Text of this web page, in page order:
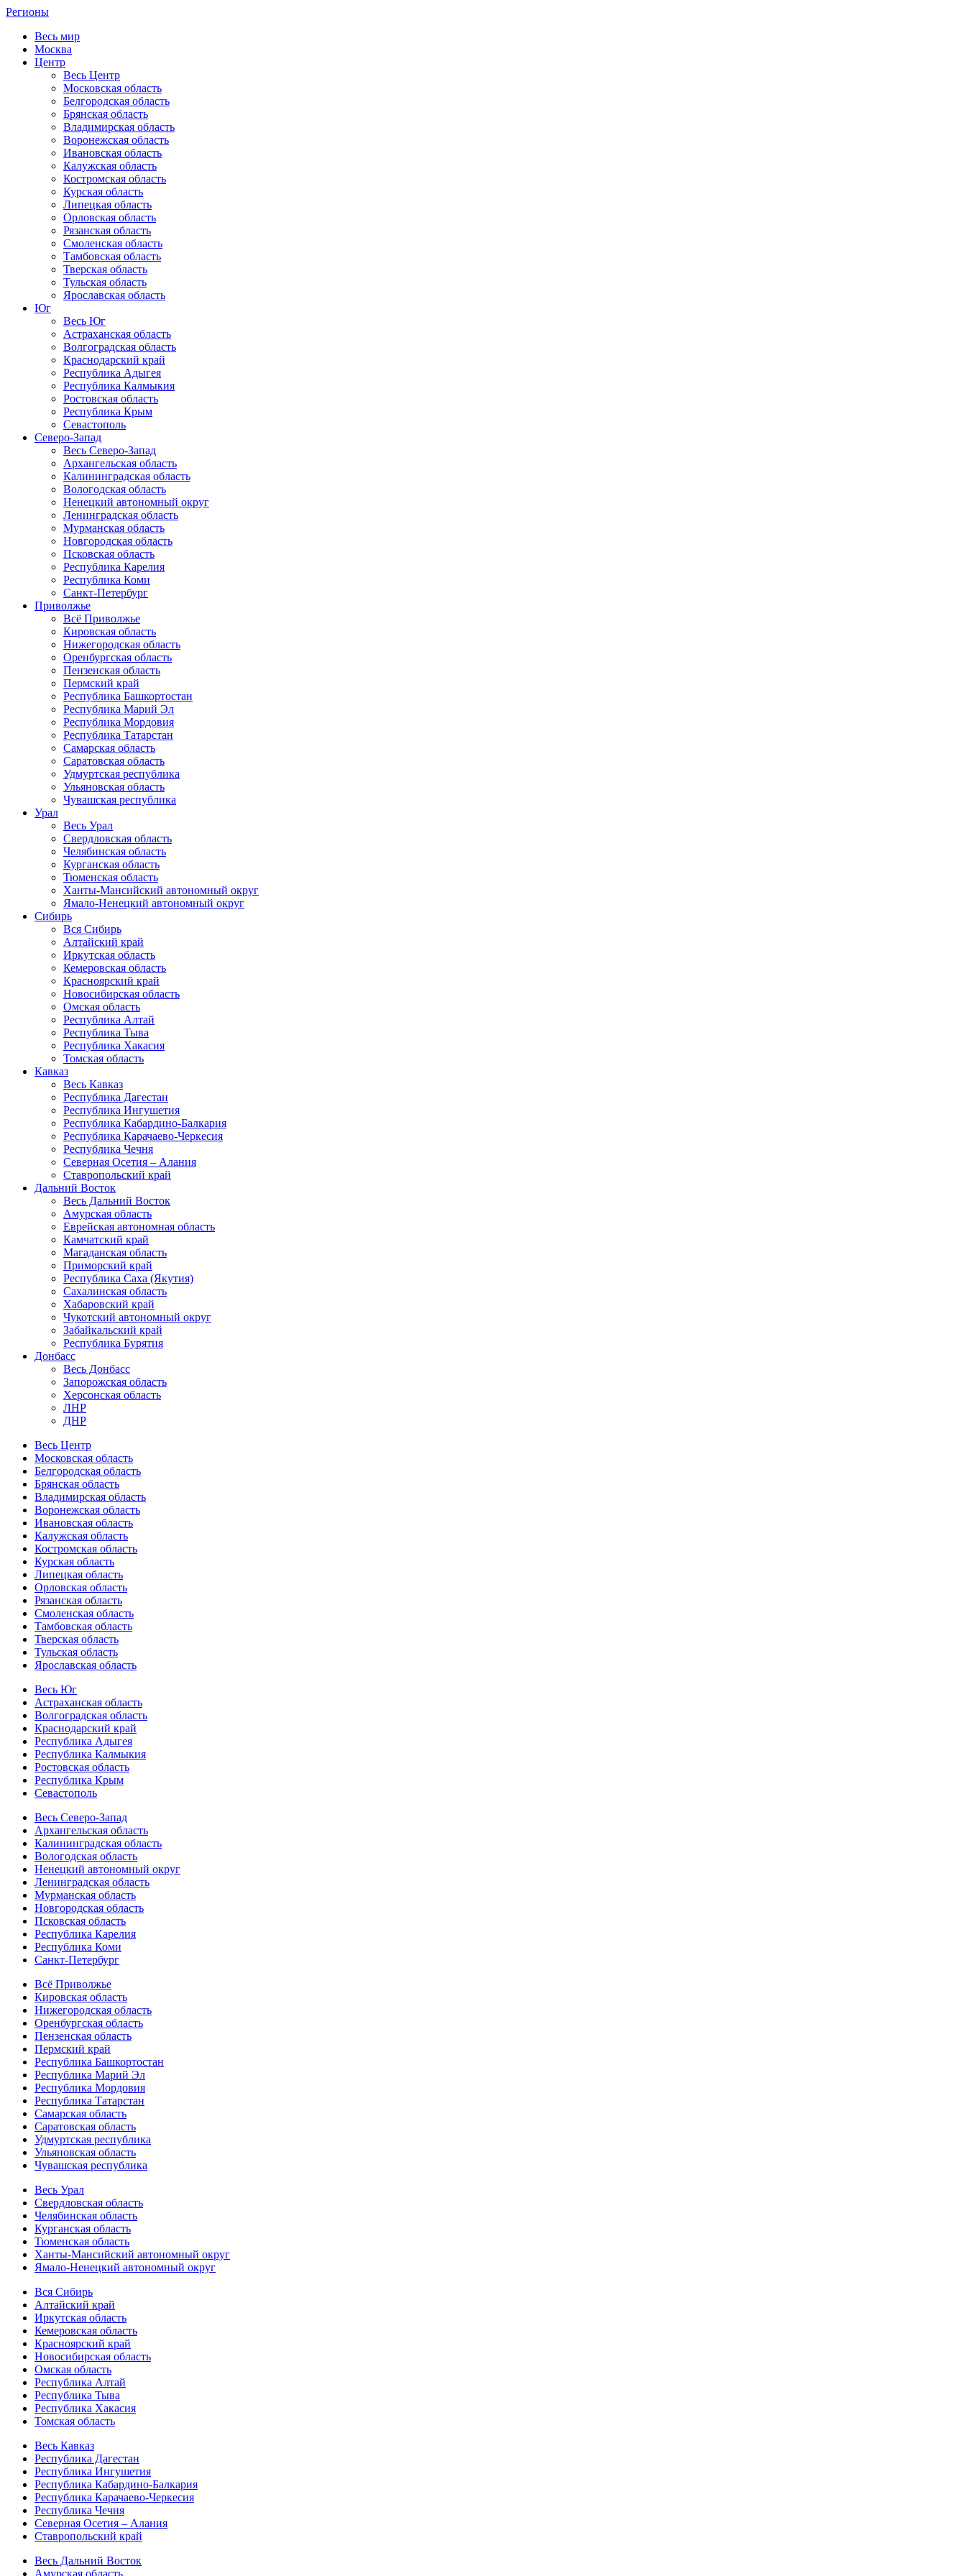
Регионы
Весь мир
Москва
Центр
Весь Центр
Московская область
Белгородская область
Брянская область
Владимирская область
Воронежская область
Ивановская область
Калужская область
Костромская область
Курская область
Липецкая область
Орловская область
Рязанская область
Смоленская область
Тамбовская область
Тверская область
Тульская область
Ярославская область
Юг
Весь Юг
Астраханская область
Волгоградская область
Краснодарский край
Республика Адыгея
Республика Калмыкия
Ростовская область
Республика Крым
Севастополь
Северо-Запад
Весь Северо-Запад
Архангельская область
Калининградская область
Вологодская область
Ненецкий автономный округ
Ленинградская область
Мурманская область
Новгородская область
Псковская область
Республика Карелия
Республика Коми
Санкт-Петербург
Приволжье
Всё Приволжье
Кировская область
Нижегородская область
Оренбургская область
Пензенская область
Пермский край
Республика Башкортостан
Республика Марий Эл
Республика Мордовия
Республика Татарстан
Самарская область
Саратовская область
Удмуртская республика
Ульяновская область
Чувашская республика
Урал
Весь Урал
Свердловская область
Челябинская область
Курганская область
Тюменская область
Ханты-Мансийский автономный округ
Ямало-Ненецкий автономный округ
Сибирь
Вся Сибирь
Алтайский край
Иркутская область
Кемеровская область
Красноярский край
Новосибирская область
Омская область
Республика Алтай
Республика Тыва
Республика Хакасия
Томская область
Кавказ
Весь Кавказ
Республика Дагестан
Республика Ингушетия
Республика Кабардино-Балкария
Республика Карачаево-Черкесия
Республика Чечня
Северная Осетия – Алания
Ставропольский край
Дальний Восток
Весь Дальний Восток
Амурская область
Еврейская автономная область
Камчатский край
Магаданская область
Приморский край
Республика Саха (Якутия)
Сахалинская область
Хабаровский край
Чукотский автономный округ
Забайкальский край
Республика Бурятия
Донбасс
Весь Донбасс
Запорожская область
Херсонская область
ЛНР
ДНР
Весь Центр
Московская область
Белгородская область
Брянская область
Владимирская область
Воронежская область
Ивановская область
Калужская область
Костромская область
Курская область
Липецкая область
Орловская область
Рязанская область
Смоленская область
Тамбовская область
Тверская область
Тульская область
Ярославская область
Весь Юг
Астраханская область
Волгоградская область
Краснодарский край
Республика Адыгея
Республика Калмыкия
Ростовская область
Республика Крым
Севастополь
Весь Северо-Запад
Архангельская область
Калининградская область
Вологодская область
Ненецкий автономный округ
Ленинградская область
Мурманская область
Новгородская область
Псковская область
Республика Карелия
Республика Коми
Санкт-Петербург
Всё Приволжье
Кировская область
Нижегородская область
Оренбургская область
Пензенская область
Пермский край
Республика Башкортостан
Республика Марий Эл
Республика Мордовия
Республика Татарстан
Самарская область
Саратовская область
Удмуртская республика
Ульяновская область
Чувашская республика
Весь Урал
Свердловская область
Челябинская область
Курганская область
Тюменская область
Ханты-Мансийский автономный округ
Ямало-Ненецкий автономный округ
Вся Сибирь
Алтайский край
Иркутская область
Кемеровская область
Красноярский край
Новосибирская область
Омская область
Республика Алтай
Республика Тыва
Республика Хакасия
Томская область
Весь Кавказ
Республика Дагестан
Республика Ингушетия
Республика Кабардино-Балкария
Республика Карачаево-Черкесия
Республика Чечня
Северная Осетия – Алания
Ставропольский край
Весь Дальний Восток
Амурская область